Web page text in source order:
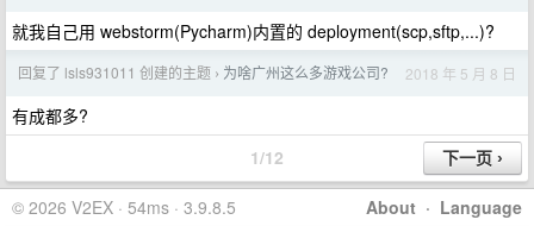
就我自己用 webstorm(Pycharm)内置的 deployment(scp,sftp,...)?
回复了 lsls931011 创建的主题 › 为啥广州这么多游戏公司? 2018 年 5 月 8 日
有成都多?
1/12
About · Language
© 2026 V2EX · 54ms · 3.9.8.5